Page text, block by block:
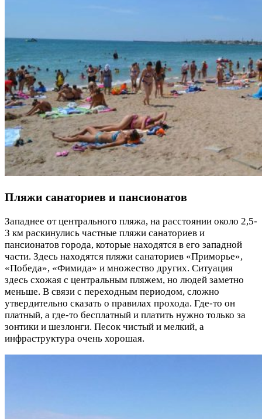
Пляжи санаториев и пансионатов
Западнее от центрального пляжа, на расстоянии около 2,5-
3 км раскинулись частные пляжи санаториев и
пансионатов города, которые находятся в его западной
части. Здесь находятся пляжи санаториев «Приморье»,
«Победа», «Фимида» и множество других. Ситуация
здесь схожая с центральным пляжем, но людей заметно
меньше. В связи с переходным периодом, сложно
утвердительно сказать о правилах прохода. Где-то он
платный, а где-то бесплатный и платить нужно только за
зонтики и шезлонги. Песок чистый и мелкий, а
инфраструктура очень хорошая.